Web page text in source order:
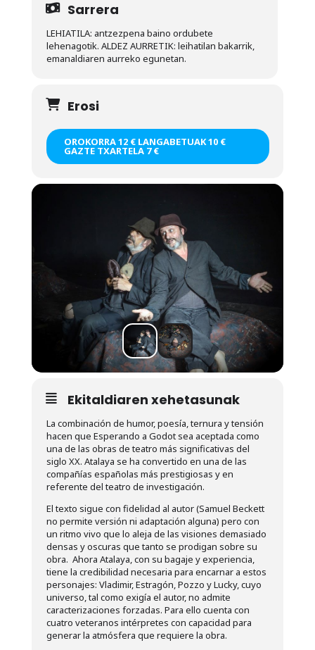
Sarrera
LEHIATILA: antzezpena baino ordubete
lehenagotik. ALDEZ AURRETIK: leihatilan bakarrik,
emanaldiaren aurreko egunetan.
Erosi
OROKORRA 12 € LANGABETUAK 10 €
GAZTE TXARTELA 7 €
Ekitaldiaren xehetasunak
La combinación de humor, poesía, ternura y tensión
hacen que Esperando a Godot sea aceptada como
una de las obras de teatro más significativas del
siglo XX. Atalaya se ha convertido en una de las
compañías españolas más prestigiosas y en
referente del teatro de investigación.
El texto sigue con fidelidad al autor (Samuel Beckett
no permite versión ni adaptación alguna) pero con
un ritmo vivo que lo aleja de las visiones demasiado
densas y oscuras que tanto se prodigan sobre su
obra. Ahora Atalaya, con su bagaje y experiencia,
tiene la credibilidad necesaria para encarnar a estos
personajes: Vladimir, Estragón, Pozzo y Lucky, cuyo
universo, tal como exigía el autor, no admite
caracterizaciones forzadas. Para ello cuenta con
cuatro veteranos intérpretes con capacidad para
generar la atmósfera que requiere la obra.